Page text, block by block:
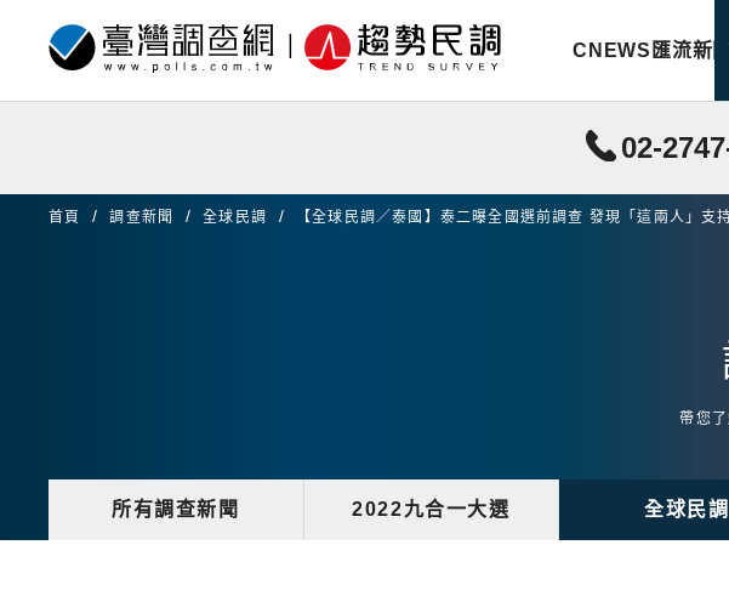
CNEWS匯流新聞
02-
首頁 調查新聞 全球民調 【全球民調／泰國】泰二曝全國選前調查 發現「這兩人」支
帶您
所有調查新聞 2022九合一大選 全球民調